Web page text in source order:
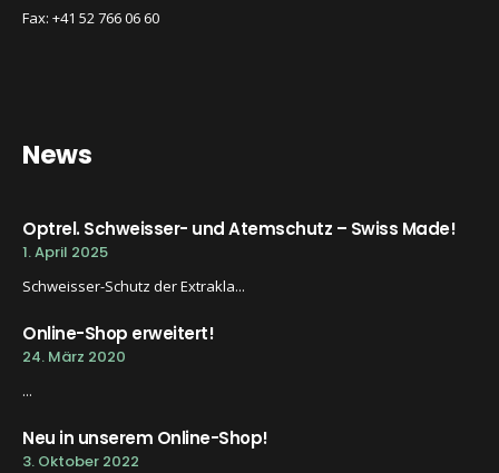
Fax: +41 52 766 06 60
News
Optrel. Schweisser- und Atemschutz – Swiss Made!
1. April 2025
Schweisser-Schutz der Extrakla...
Online-Shop erweitert!
24. März 2020
...
Neu in unserem Online-Shop!
3. Oktober 2022